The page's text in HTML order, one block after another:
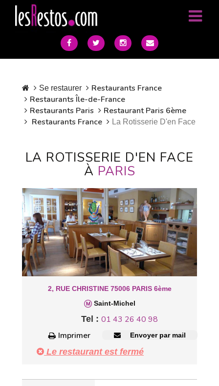
Se restaurer
Restaurants France
Restaurants Île-de-France
Restaurants Paris
Restaurant Paris 6ème
Restaurants France
La Rotisserie D'en Face
LA ROTISSERIE D'EN FACE
À PARIS
2, RUE CHRISTINE 75006 PARIS 6ème
Saint-Michel
Tel : 01 43 26 40 98
Imprimer
Envoyer par mail
Le restaurant est fermé